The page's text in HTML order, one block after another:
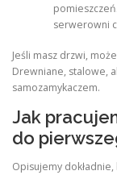
serwerowni
Jeśli masz drzwi,
Drewniane, stalowe,
samozamykaczem.
Jak
do
Opisujemy